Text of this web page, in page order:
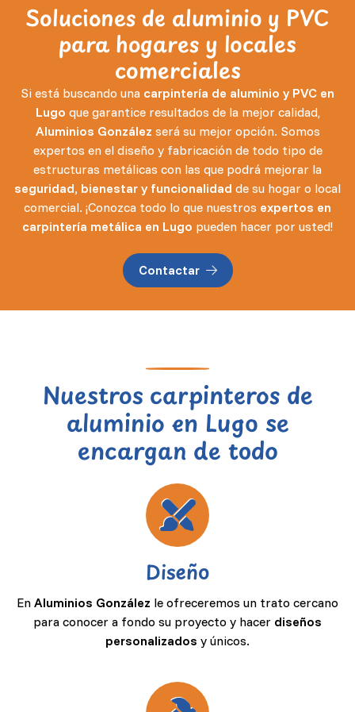
Soluciones de aluminio y PVC
para hogares y locales
comerciales
Si está buscando una carpintería de aluminio y PVC en
Lugo que garantice resultados de la mejor calidad,
Aluminios González será su mejor opción. Somos
expertos en el diseño y fabricación de todo tipo de
estructuras metálicas con las que podrá mejorar la
seguridad, bienestar y funcionalidad de su hogar o local
comercial. ¡Conozca todo lo que nuestros expertos en
carpintería metálica en Lugo pueden hacer por usted!
Contactar
Nuestros carpinteros de
aluminio en Lugo se
encargan de todo
Diseño
En Aluminios González le ofreceremos un trato cercano
para conocer a fondo su proyecto y hacer diseños
personalizados y únicos.